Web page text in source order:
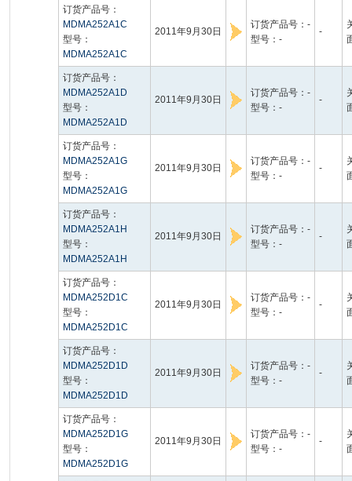
订货产品号：
MDMA252A1C
型号：
MDMA252A1C
2011年9月30日
订货产品号：-
型号：-
-
订货产品号：
MDMA252A1D
型号：
MDMA252A1D
2011年9月30日
订货产品号：-
型号：-
-
订货产品号：
MDMA252A1G
型号：
MDMA252A1G
2011年9月30日
订货产品号：-
型号：-
-
订货产品号：
MDMA252A1H
型号：
MDMA252A1H
2011年9月30日
订货产品号：-
型号：-
-
订货产品号：
MDMA252D1C
型号：
MDMA252D1C
2011年9月30日
订货产品号：-
型号：-
-
订货产品号：
MDMA252D1D
型号：
MDMA252D1D
2011年9月30日
订货产品号：-
型号：-
-
订货产品号：
MDMA252D1G
型号：
MDMA252D1G
2011年9月30日
订货产品号：-
型号：-
-